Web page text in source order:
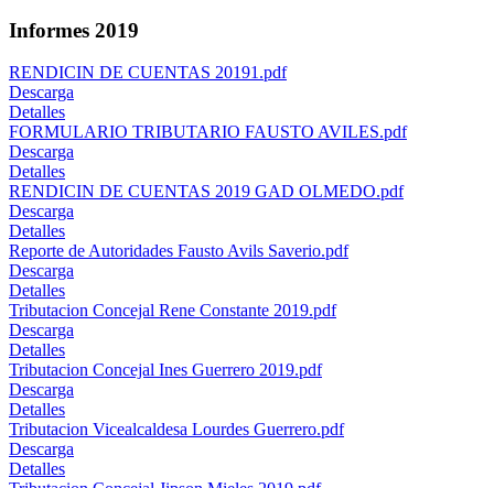
Informes 2019
RENDICIN DE CUENTAS 20191.pdf
Descarga
Detalles
FORMULARIO TRIBUTARIO FAUSTO AVILES.pdf
Descarga
Detalles
RENDICIN DE CUENTAS 2019 GAD OLMEDO.pdf
Descarga
Detalles
Reporte de Autoridades Fausto Avils Saverio.pdf
Descarga
Detalles
Tributacion Concejal Rene Constante 2019.pdf
Descarga
Detalles
Tributacion Concejal Ines Guerrero 2019.pdf
Descarga
Detalles
Tributacion Vicealcaldesa Lourdes Guerrero.pdf
Descarga
Detalles